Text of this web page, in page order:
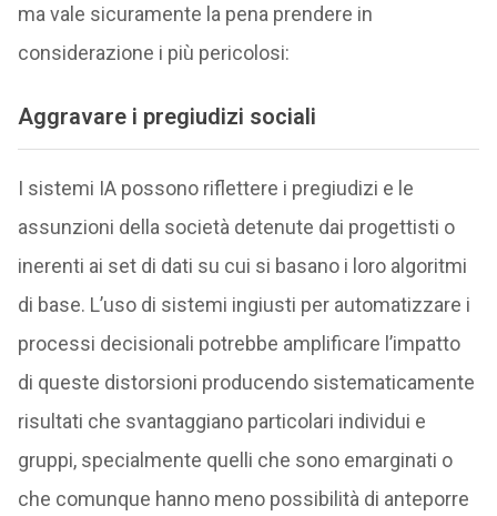
ma vale sicuramente la pena prendere in
considerazione i più pericolosi:
Aggravare i pregiudizi sociali
I sistemi IA possono riflettere i pregiudizi e le
assunzioni della società detenute dai progettisti o
inerenti ai set di dati su cui si basano i loro algoritmi
di base. L’uso di sistemi ingiusti per automatizzare i
processi decisionali potrebbe amplificare l’impatto
di queste distorsioni producendo sistematicamente
risultati che svantaggiano particolari individui e
gruppi, specialmente quelli che sono emarginati o
che comunque hanno meno possibilità di anteporre